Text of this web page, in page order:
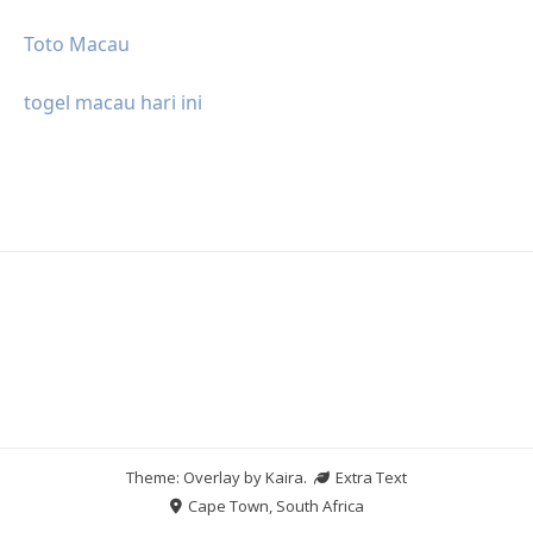
Toto Macau
togel macau hari ini
Theme: Overlay byKaira.
Extra Text
Cape Town, South Africa